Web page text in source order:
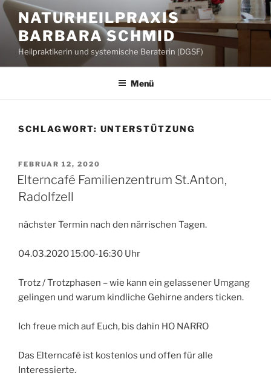
Zum
Inhalt
springen
NATURHEILPRAXIS
BARBARA SCHMID
Heilpraktikerin und systemische Beraterin (DGSF)
Menü
SCHLAGWORT: UNTERSTÜTZUNG
VERÖFFENTLICHT
AM
FEBRUAR 12, 2020
Elterncafé Familienzentrum St.Anton,
Radolfzell
nächster Termin nach den närrischen Tagen.
04.03.2020 15:00-16:30 Uhr
Trotz / Trotzphasen – wie kann ein gelassener Umgang
gelingen und warum kindliche Gehirne anders ticken.
Ich freue mich auf Euch, bis dahin HO NARRO
Das Elterncafé ist kostenlos und offen für alle
Interessierte.